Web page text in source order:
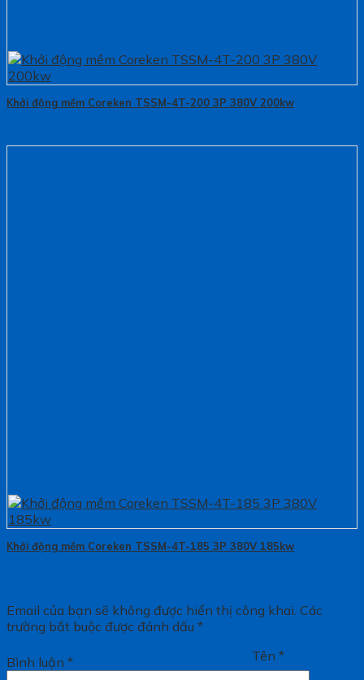
Khởi động mềm Coreken TSSM-4T-200 3P 380V 200kw
Khởi động mềm Coreken TSSM-4T-185 3P 380V 185kw
Email của bạn sẽ không được hiển thị công khai. Các
trường bắt buộc được đánh dấu *
Bình luận * Tên*